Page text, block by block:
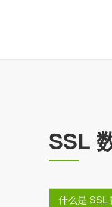
SSL
什么是 SSL